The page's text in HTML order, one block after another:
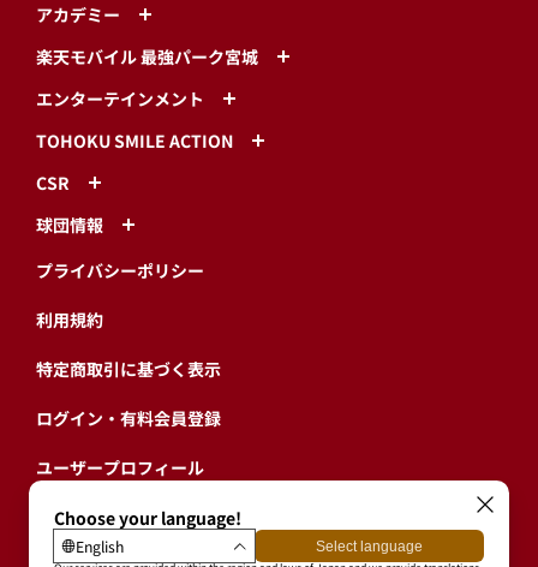
アカデミー
楽天モバイル 最強パーク宮城
エンターテインメント
TOHOKU SMILE ACTION
CSR
球団情報
プライバシーポリシー
利用規約
特定商取引に基づく表示
ログイン・有料会員登録
ユーザープロフィール
会員情報引継ぎ